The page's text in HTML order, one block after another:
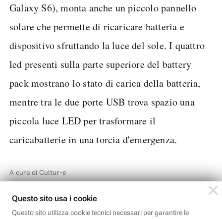
Galaxy S6), monta anche un piccolo pannello
solare che permette di ricaricare batteria e
dispositivo sfruttando la luce del sole. I quattro
led presenti sulla parte superiore del battery
pack mostrano lo stato di carica della batteria,
mentre tra le due porte USB trova spazio una
piccola luce LED per trasformare il
caricabatterie in una torcia d'emergenza.
A cura di Cultur-e